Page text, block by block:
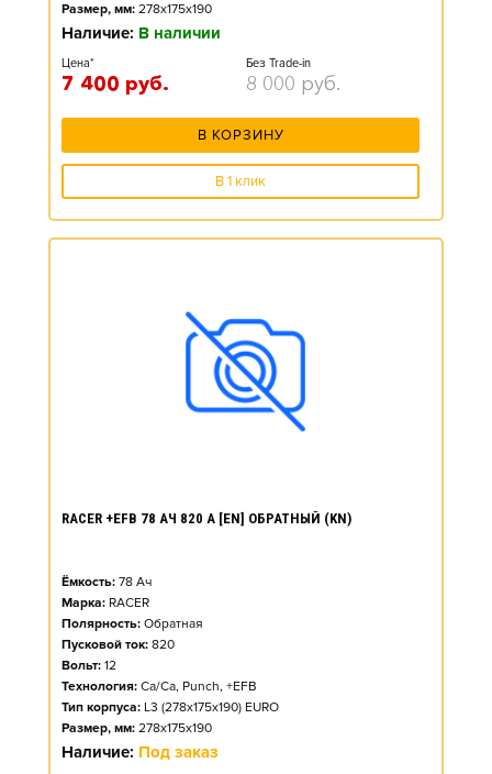
Размер, мм: 278x175x190
Наличие: В наличии
Цена*
7 400 руб.
Без Trade-in
8 000 руб.
В КОРЗИНУ
В 1 клик
RACER +EFB 78 АЧ 820 А [EN] ОБРАТНЫЙ (KN)
Ёмкость: 78 Ач
Марка: RACER
Полярность: Обратная
Пусковой ток: 820
Вольт: 12
Технология: Ca/Ca, Punch, +EFB
Тип корпуса: L3 (278x175x190) EURO
Размер, мм: 278x175x190
Наличие: Под заказ